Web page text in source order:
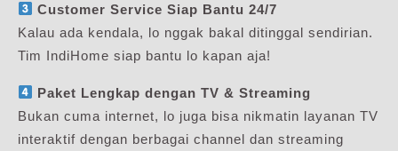
Customer Service Siap Bantu 24/7
Kalau ada kendala, lo nggak bakal ditinggal sendirian.
Tim IndiHome siap bantu lo kapan aja!
Paket Lengkap dengan TV & Streaming
Bukan cuma internet, lo juga bisa nikmatin layanan TV
interaktif dengan berbagai channel dan streaming